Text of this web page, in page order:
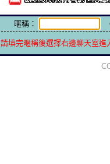
暱稱：
請填完暱稱後選擇右邊聊天室進